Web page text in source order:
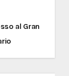
al Gran